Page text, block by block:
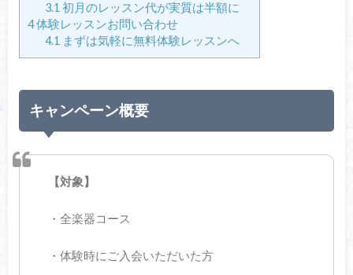
3.1 初月のレッスン代が実質は半額に
4体験レッスンお問い合わせ
4.1 まずは気軽に無料体験レッスンへ
キャンペーン概要
【対象】
・全楽器コース
・体験時にご入会いただいた方